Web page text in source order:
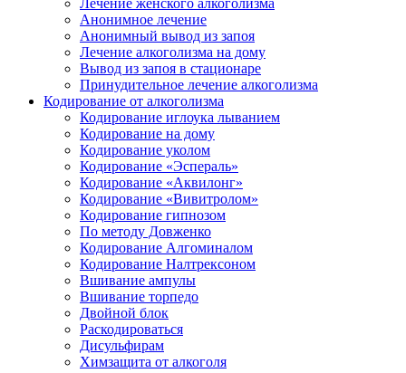
Лечение женского алкоголизма
Анонимное лечение
Анонимный вывод из запоя
Лечение алкоголизма на дому
Вывод из запоя в стационаре
Принудительное лечение алкоголизма
Кодирование от алкоголизма
Кодирование иглоука лыванием
Кодирование на дому
Кодирование уколом
Кодирование «Эспераль»
Кодирование «Аквилонг»
Кодирование «Вивитролом»
Кодирование гипнозом
По методу Довженко
Кодирование Алгоминалом
Кодирование Налтрексоном
Вшивание ампулы
Вшивание торпедо
Двойной блок
Раскодироваться
Дисульфирам
Химзащита от алкоголя